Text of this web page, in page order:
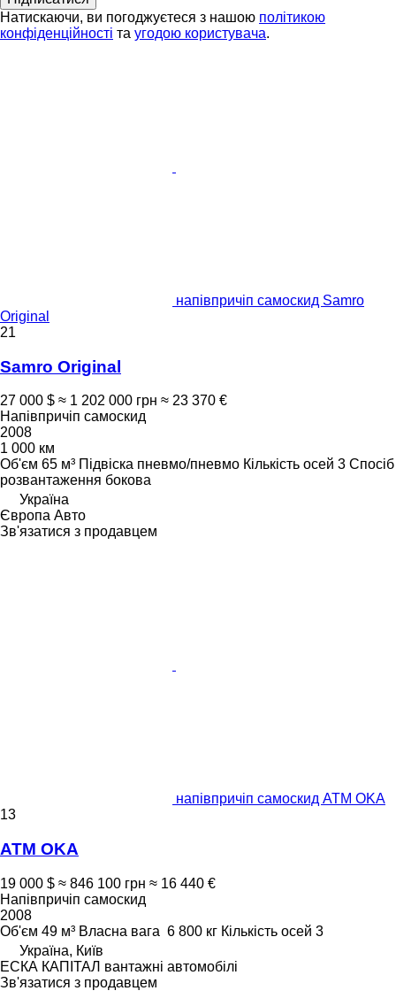
Натискаючи, ви погоджуєтеся з нашою політикою
конфіденційності та угодою користувача.
напівпричіп самоскид Samro
Original
21
Samro Original
27 000 $ ≈ 1 202 000 грн ≈ 23 370 €
Напівпричіп самоскид
2008
1 000 км
Об'єм 65 м³ Підвіска пневмо/пневмо Кількість осей 3 Спосіб
розвантаження бокова
Україна
Європа Авто
Зв'язатися з продавцем
напівпричіп самоскид ATM OKA
13
ATM OKA
19 000 $ ≈ 846 100 грн ≈ 16 440 €
Напівпричіп самоскид
2008
Об'єм 49 м³ Власна вага 6 800 кг Кількість осей 3
Україна, Київ
ЕСКА КАПІТАЛ вантажні автомобілі
Зв'язатися з продавцем